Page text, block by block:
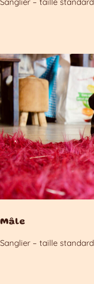
Mâle
Sanglier – taille standard